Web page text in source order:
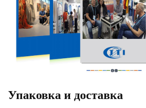
Упаковка и доставка